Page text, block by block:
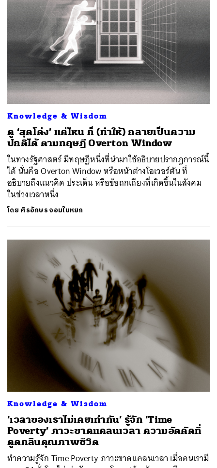
Knowledge & Wisdom
ดู ‘สุดโต่ง’ แค่ไหน ก็ (ทำให้) กลายเป็นความ
ปกติได้ ตามทฤษฎี Overton Window
ในทางรัฐศาสตร์ มีทฤษฎีหนึ่งที่นำมาใช้อธิบายปรากฏการณ์นี้
ได้ นั่นคือ Overton Window หรือหน้าต่างโอเวอร์ตัน ที่
อธิบายถึงแนวคิด ประเด็น หรือข้อถกเถียงที่เกิดขึ้นในสังคม
ในช่วงเวลาหนึ่ง
โดย ศิรอักษร จอมใบหยก
Knowledge & Wisdom
‘เวลาของเราไม่เคยเท่ากัน’ รู้จัก ‘Time
Poverty’ ภาวะขาดแคลนเวลา ความอัตคัดที่
ดูดกลืนคุณภาพชีวิต
ทำความรู้จัก Time Poverty ภาวะขาดแคลนเวลา เมื่อคนเรามี